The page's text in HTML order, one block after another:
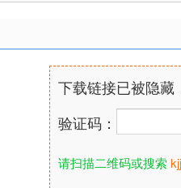
下载链接已被隐藏
验证码：
请扫描二维码或搜索